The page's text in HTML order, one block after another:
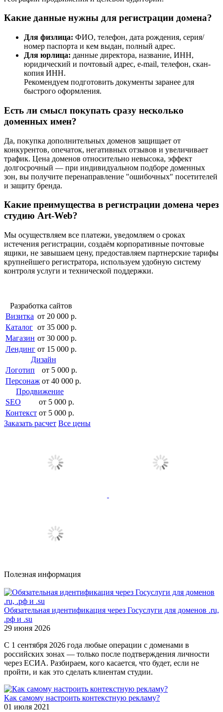
Какие данные нужны для регистрации домена?
Для физлица: ФИО, телефон, дата рождения, серия/
номер паспорта и кем выдан, полный адрес.
Для юрлица: данные директора, название, ИНН,
юридический и почтовый адрес, e-mail, телефон, скан-
копия ИНН.
Рекомендуем подготовить документы заранее для
быстрого оформления.
Есть ли смысл покупать сразу несколько
доменных имен?
Да, покупка дополнительных доменов защищает от
конкурентов, опечаток, негативных отзывов и увеличивает
трафик. Цена доменов относительно невысока, эффект
долгосрочный — при индивидуальном подборе доменных
зон, вы получите перенаправление "ошибочных" посетителей
и защиту бренда.
Какие преимущества в регистрации домена через
студию Art-Web?
Мы осуществляем все платежи, уведомляем о сроках
истечения регистрации, создаём корпоративные почтовые
ящики, не завышаем цену, предоставляем партнерские тарифы
крупнейшего регистратора, используем удобную систему
контроля услуги и технической поддержки.
Разработка сайтов
Визитка от 20 000 р.
Каталог от 35 000 р.
Магазин от 30 000 р.
Лендинг от 15 000 р.
Дизайн
Логотип
от 5 000 р.
Персонаж от 40 000 р.
Продвижение
SEO
от 5 000 р.
Контекст от 5 000 р.
Заказать расчет Все цены
Полезная информация
Обязательная идентификация через Госуслуги для доменов .ru,
.рф и .su
29 июня 2026
С 1 сентября 2026 года любые операции с доменами в
российских зонах — только после подтверждения личности
через ЕСИА. Разбираем, кого касается, что будет, если не
пройти, и как это сделать клиентам студии.
Как самому настроить контекстную рекламу?
01 июля 2021